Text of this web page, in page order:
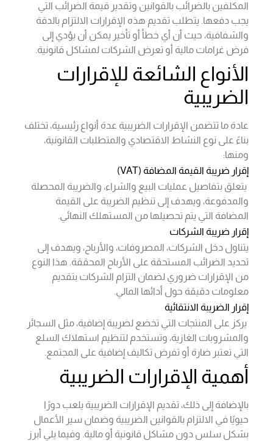
المكلفين بالضرائب بالقوانين وتقدير قيمة الضرائب التي
يجب دفعها. يتطلب تقديم هذه الإقرارات الالتزام بالدقة
والشفافية، حيث أن أي خطأ أو تأخير يمكن أن يؤدي إلى
فرض غرامات مالية أو تعرض الشركات لمشاكل قانونية.
الأنواع الشائعة للإقرارات
الضريبية
عادة ما تتضمن الإقرارات الضريبية عدة أنواع رئيسية، تختلف
بناءً على نوع النشاط الاقتصادي والمتطلبات القانونية،
ومنها:
إقرار ضريبة القيمة المضافة (VAT)
يتعلق بتفاصيل عمليات البيع والشراء، والضريبة المحصلة
والمدفوعة، ويهدف إلى تنظيم الضريبة على القيمة
المضافة التي يتم تحصيلها من المستهلك النهائي.
إقرار ضريبة الشركات
يتناول دخل الشركات، المصروفات، والأرباح، ويهدف إلى
تحديد الضرائب المستحقة على الأرباح المحققة. هذا النوع
من الإقرارات ضروري لضمان التزام الشركات بتقديم
معلومات دقيقة حول أدائها المالي.
إقرار الضريبة الانتقائية
يركز على المنتجات التي تخضع لضريبة إضافية، مثل السجائر
والمشروبات الغازية، وتستخدم لتنظيم استهلاك السلع
التي تعتبر ضارة أو تفرض تكاليف إضافية على المجتمع.
أهمية الإقرارات الضريبية
بالإضافة إلى ذلك، تقديم الإقرارات الضريبية يلعب دورًا
حيويًا في الالتزام بالقوانين الضريبية وضمان سير الأعمال
بشكل سلس دون مشاكل قانونية أو مالية. وفيما يلي أبرز